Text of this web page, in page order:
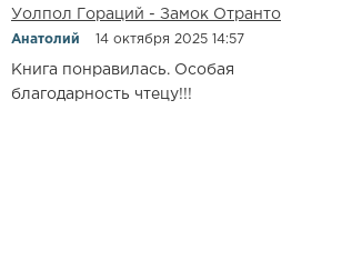
Уолпол Гораций - Замок Отранто
Анатолий 14 октября 2025 14:57
Книга понравилась. Особая
благодарность чтецу!!!